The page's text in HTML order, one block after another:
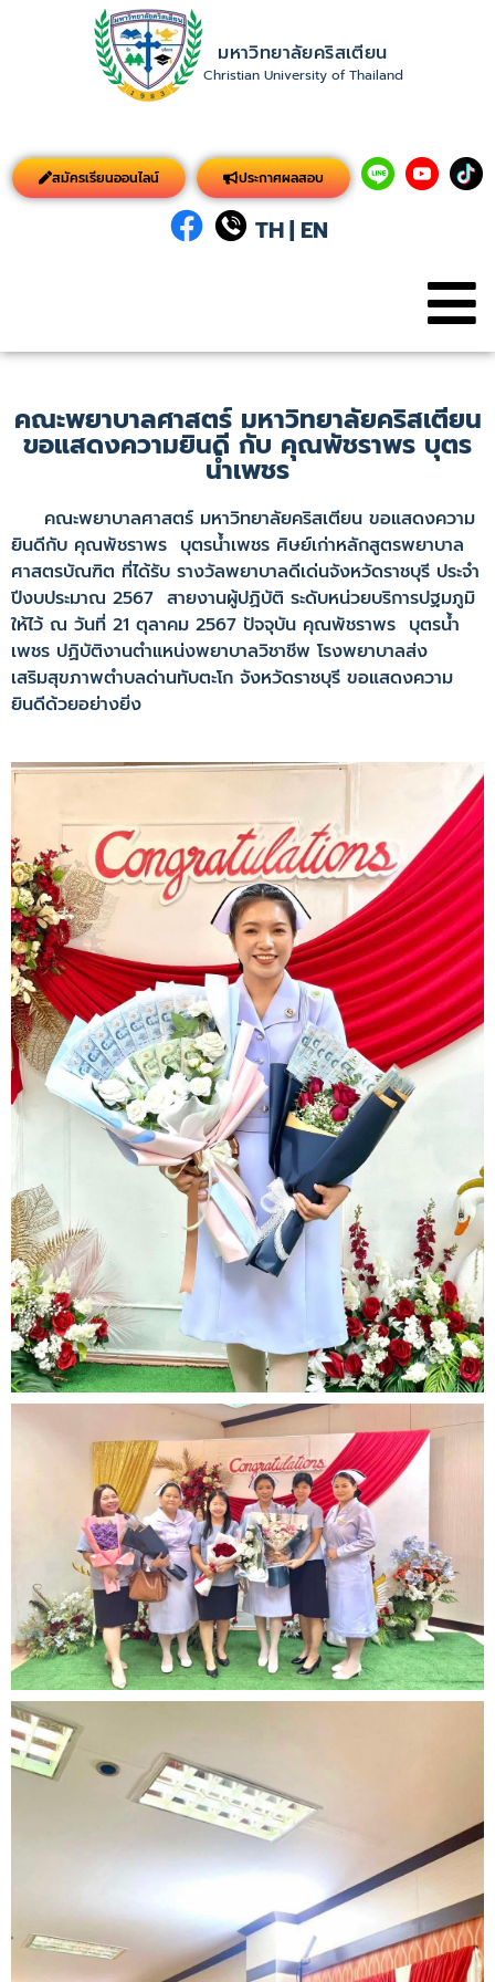
มหาวิทยาลัยคริสเตียน
Christian University of Thailand
สมัครเรียนออนไลน์ ประกาศผลสอบ
TH| EN
คณะพยาบาลศาสตร์ มหาวิทยาลัยคริสเตียน
ขอแสดงความยินดี กับ คุณพัชราพร บุตร
น้ำเพชร
คณะพยาบาลศาสตร์ มหาวิทยาลัยคริสเตียน ขอแสดงความ
ยินดีกับ คุณพัชราพร บุตรน้ำเพชร ศิษย์เก่าหลักสูตรพยาบาล
ศาสตรบัณฑิต ที่ได้รับ รางวัลพยาบาลดีเด่นจังหวัดราชบุรี ประจำ
ปีงบประมาณ 2567 สายงานผู้ปฏิบัติ ระดับหน่วยบริการปฐมภูมิ
ให้ไว้ ณ วันที่ 21 ตุลาคม 2567 ปัจจุบัน คุณพัชราพร บุตรน้ำ
เพชร ปฏิบัติงานตำแหน่งพยาบาลวิชาชีพ โรงพยาบาลส่ง
เสริมสุขภาพตำบลด่านทับตะโก จังหวัดราชบุรี ขอแสดงความ
ยินดีด้วยอย่างยิ่ง